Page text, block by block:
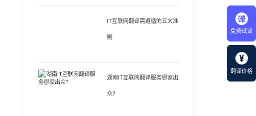
免费试译
翻译价格
IT互联网翻译需遵循的五大准
则
湖南IT互联网翻译服务哪家出
众?